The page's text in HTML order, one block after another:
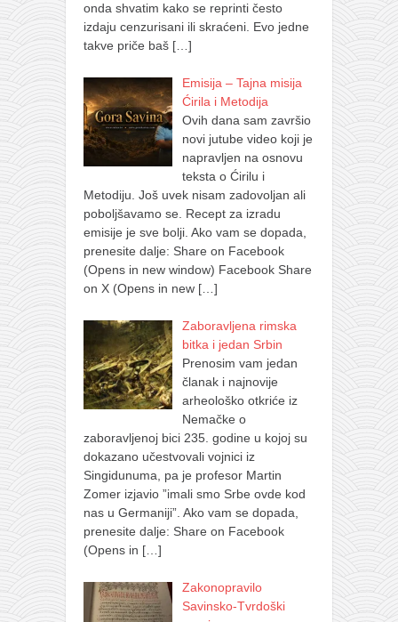
onda shvatim kako se reprinti često
izdaju cenzurisani ili skraćeni. Evo jedne
takve priče baš […]
Emisija – Tajna misija
Ćirila i Metodija
Ovih dana sam završio
novi jutube video koji je
napravljen na osnovu
teksta o Ćirilu i
Metodiju. Još uvek nisam zadovoljan ali
poboljšavamo se. Recept za izradu
emisije je sve bolji. Ako vam se dopada,
prenesite dalje: Share on Facebook
(Opens in new window) Facebook Share
on X (Opens in new […]
Zaboravljena rimska
bitka i jedan Srbin
Prenosim vam jedan
članak i najnovije
arheološko otkriće iz
Nemačke o
zaboravljenoj bici 235. godine u kojoj su
dokazano učestvovali vojnici iz
Singidunuma, pa je profesor Martin
Zomer izjavio ”imali smo Srbe ovde kod
nas u Germaniji”. Ako vam se dopada,
prenesite dalje: Share on Facebook
(Opens in […]
Zakonopravilo
Savinsko-Tvrdoški